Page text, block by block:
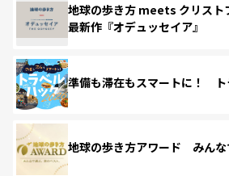
地球の歩き方 meets クリスト
最新作『オデュッセイア』
準備も滞在もスマートに！ ト
地球の歩き方アワード みんな